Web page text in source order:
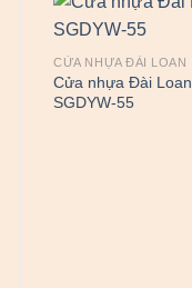
CỬA NHỰA ĐÀI LOAN
Cửa nhựa Đài Loan
SGDYW-55